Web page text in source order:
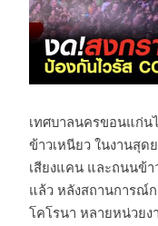
เทศบาลนครขอนแก่น
ข้าวเหนียว ในงานสุ
เสียงแคน และถนนข้า
แล้ว หลังสถานการณ์
โคโรนา หลายหน่วย